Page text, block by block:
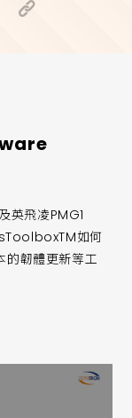
英飛凌PMG1
如何
的韌體更新等工